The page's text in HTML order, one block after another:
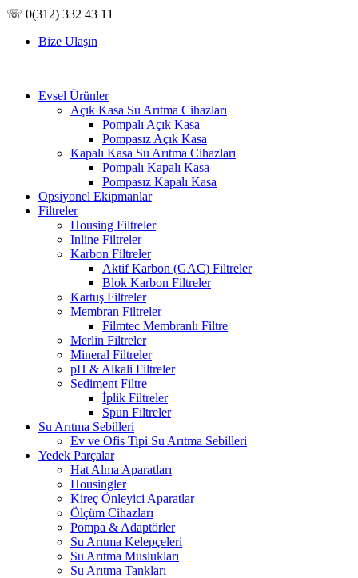
☏ 0(312) 332 43 11
Bize Ulaşın
Evsel Ürünler
Açık Kasa Su Arıtma Cihazları
Pompalı Açık Kasa
Pompasız Açık Kasa
Kapalı Kasa Su Arıtma Cihazları
Pompalı Kapalı Kasa
Pompasız Kapalı Kasa
Opsiyonel Ekipmanlar
Filtreler
Housing Filtreler
Inline Filtreler
Karbon Filtreler
Aktif Karbon (GAC) Filtreler
Blok Karbon Filtreler
Kartuş Filtreler
Membran Filtreler
Filmtec Membranlı Filtre
Merlin Filtreler
Mineral Filtreler
pH & Alkali Filtreler
Sediment Filtre
İplik Filtreler
Spun Filtreler
Su Arıtma Sebilleri
Ev ve Ofis Tipi Su Arıtma Sebilleri
Yedek Parçalar
Hat Alma Aparatları
Housingler
Kireç Önleyici Aparatlar
Ölçüm Cihazları
Pompa & Adaptörler
Su Arıtma Kelepçeleri
Su Arıtma Muslukları
Su Arıtma Tankları